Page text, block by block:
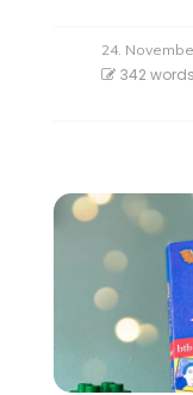
24.
342 words